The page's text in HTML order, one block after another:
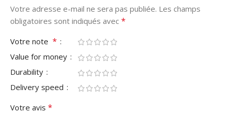
Votre adresse e-mail ne sera pas publiée. Les champs
obligatoires sont indiqués avec *
Votre note *
Value for money
Durability
Delivery speed
Votre avis *